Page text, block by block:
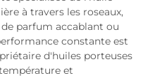
à travers les roseaux,
parfum accablant ou
constante est
d'huiles porteuses
et